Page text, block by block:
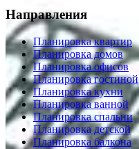
Направления
Планировка квартир
Планировка домов
Планировка офисов
Планировка гостиной
Планировка кухни
Планировка ванной
Планировка спальни
Планировка детской
Планировка балкона